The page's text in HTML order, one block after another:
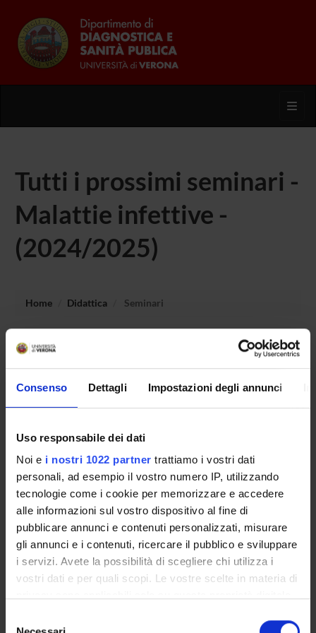
Consenso Dettagli Impostazioni degli annunci
Uso responsabile dei dati
Noi e i nostri 1022 partner trattiamo i vostri dati
personali, ad esempio il vostro numero IP, utilizzando
tecnologie come i cookie per memorizzare e accedere
alle informazioni sul vostro dispositivo al fine di
pubblicare annunci e contenuti personalizzati, misurare
gli annunci e i contenuti, ricercare il pubblico e sviluppare
i servizi. Avete la possibilità di scegliere chi utilizza i
vostri dati e per quali scopi. Le vostre scelte in materia di
modificare o revocare il proprio consenso in qualsiasi
Tutti i prossimi seminari -
Malattie infettive -
(2024/2025)
Home Didattica Seminari
Non è stato trovato alcun seminario relativo
CORSI DI STUDIO
DOTTORATI, MASTER E FORMAZIONE SUPERIORE
Contatti
Persone
Luoghi
Calendario